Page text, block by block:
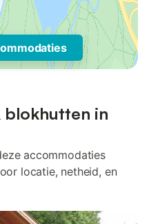
blokhutten in
accommodaties
locatie, netheid, en